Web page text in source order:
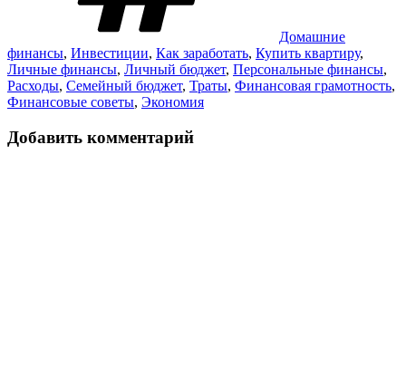
Домашние
финансы, Инвестиции, Как заработать, Купить квартиру,
Личные финансы, Личный бюджет, Персональные финансы,
Расходы, Семейный бюджет, Траты, Финансовая грамотность,
Финансовые советы, Экономия
Добавить комментарий